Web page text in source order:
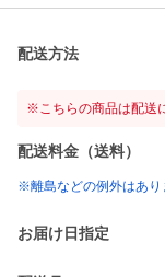
配送方法
※こちらの商品は配送
配送料金（送料）
※離島などの例外はあり
お届け日指定